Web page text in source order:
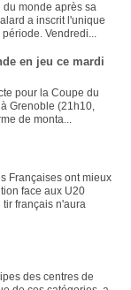
du monde après sa
a inscrit l'unique
Vendredi...
en jeu ce mardi
pour la Coupe du
Grenoble (21h10,
de monta...
Françaises ont mieux
face aux U20
français n'aura
des centres de